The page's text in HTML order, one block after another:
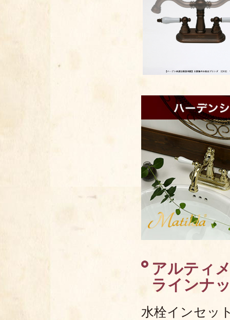
アルティ
ラインナ
水栓インセッ